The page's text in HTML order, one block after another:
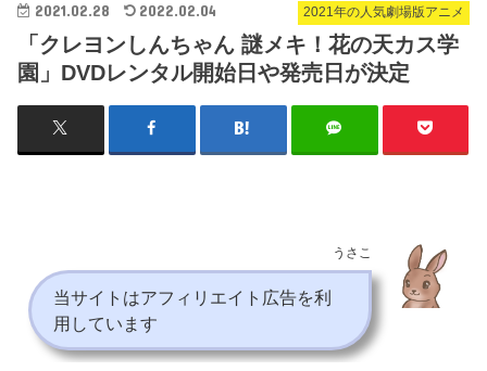
2021年の人気劇場版アニメ
2021.02.28 2022.02.04
「クレヨンしんちゃん 謎メキ！花の天カス学
園」DVDレンタル開始日や発売日が決定
うさこ
当サイトはアフィリエイト広告を利
用しています